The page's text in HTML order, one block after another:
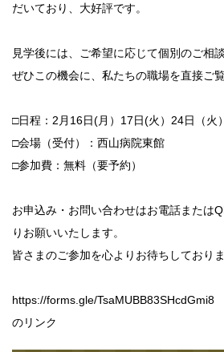
だいており、大好評です。
見学後には、ご希望に応じて個別のご相
ぜひこの機会に、私たちの職場を直接ご覧
□日程：2月16日(月）17日(火）24日（火）
□会場（受付）：西山病院東館
□参加費：無料（要予約）
お申込み・お問い合わせはお電話または
りお願いいたします。
皆さまのご参加を心よりお待ちしておりま
https://forms.gle/
のリンク